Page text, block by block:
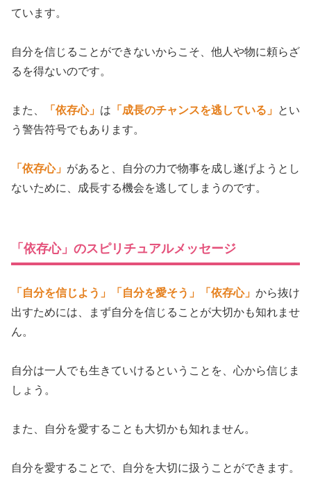
ています。
自分を信じることができないからこそ、他人や物に頼らざ
るを得ないのです。
また、 「依存心」 は 「成長のチャンスを逃している」 とい
う警告符号でもあります。
「依存心」 があると、自分の力で物事を成し遂げようとし
ないために、成長する機会を逃してしまうのです。
「依存心」のスピリチュアルメッセージ
「自分を信じよう」 「自分を愛そう」 「依存心」 から抜け
出すためには、まず自分を信じることが大切かも知れませ
ん。
自分は一人でも生きていけるということを、心から信じま
しょう。
また、自分を愛することも大切かも知れません。
自分を愛することで、自分を大切に扱うことができます。